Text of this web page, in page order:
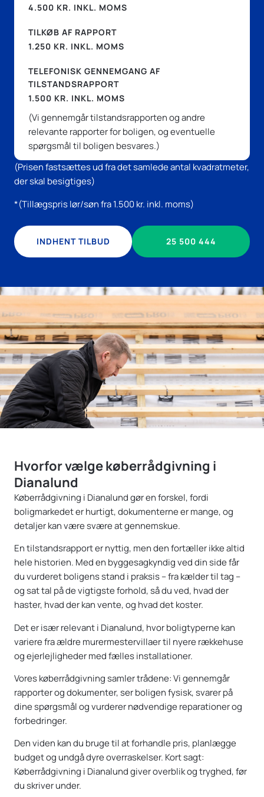
4.500 KR. INKL. MOMS
TILKØB AF RAPPORT
1.250 KR. INKL. MOMS
TELEFONISK GENNEMGANG AF
TILSTANDSRAPPORT
1.500 KR. INKL. MOMS
(Vi gennemgår tilstandsrapporten og andre
relevante rapporter for boligen, og eventuelle
spørgsmål til boligen besvares.)
(Prisen fastsættes ud fra det samlede antal kvadratmeter,
der skal besigtiges)
*(Tillægspris lør/søn fra 1.500 kr. inkl. moms)
INDHENT TILBUD 25 500 444
Hvorfor vælge køberrådgivning i
Dianalund
Køberrådgivning i Dianalund gør en forskel, fordi
boligmarkedet er hurtigt, dokumenterne er mange, og
detaljer kan være svære at gennemskue.
En tilstandsrapport er nyttig, men den fortæller ikke altid
hele historien. Med en byggesagkyndig ved din side får
du vurderet boligens stand i praksis – fra kælder til tag –
og sat tal på de vigtigste forhold, så du ved, hvad der
haster, hvad der kan vente, og hvad det koster.
Det er især relevant i Dianalund, hvor boligtyperne kan
variere fra ældre murermestervillaer til nyere rækkehuse
og ejerlejligheder med fælles installationer.
Vores køberrådgivning samler trådene: Vi gennemgår
rapporter og dokumenter, ser boligen fysisk, svarer på
dine spørgsmål og vurderer nødvendige reparationer og
forbedringer.
Den viden kan du bruge til at forhandle pris, planlægge
budget og undgå dyre overraskelser. Kort sagt:
Køberrådgivning i Dianalund giver overblik og tryghed, før
du skriver under.